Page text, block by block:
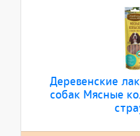
Деревенские
собак Мясные